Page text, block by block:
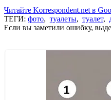
Читайте Korrespondent.net в
ТЕГИ: фото, туалеты, туалет,
Если вы заметили ошибку,